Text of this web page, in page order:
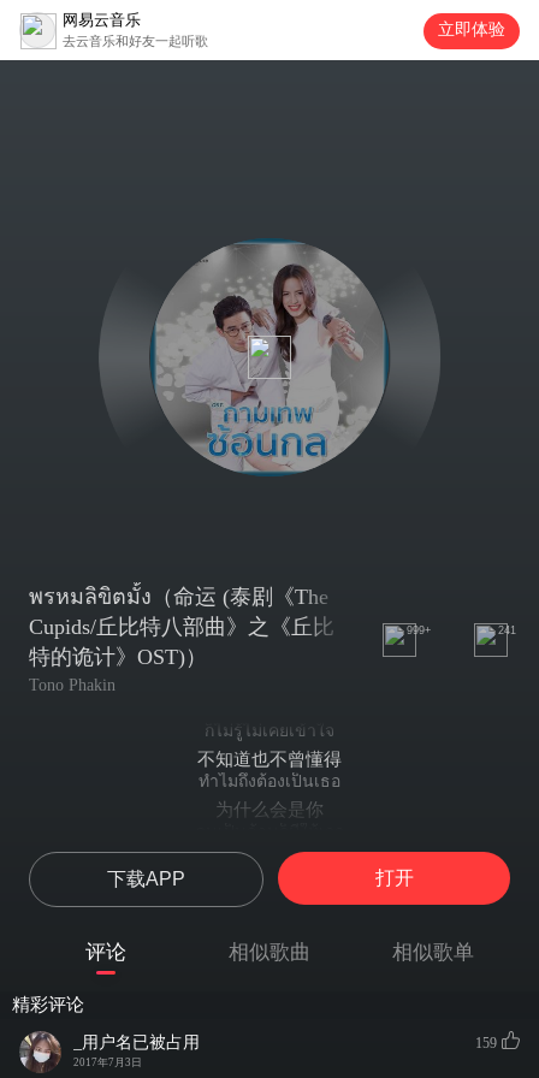
网易云音乐
去云音乐和好友一起听歌
立即体验
พรหมลิขิตมั้ง（命运 (泰剧《The
Cupids/丘比特八部曲》之《丘比
特的诡计》OST)）
Tono Phakin
999+ 241
ก็ไม่รู้ไม่เคยเข้าใจ
不知道也不曾懂得
ทำไมถึงต้องเป็นเธอ
为什么会是你
遇见过的人数不胜数
ก็เผลอคิดถึงเธออยู่ดี
却在不经意间想起你
无法控制自己的心
มันคงเป็นพรหมลิขิตมั้ง
下载APP 打开
评论 相似歌曲 相似歌单
精彩评论
_用户名已被占用
2017年7月3日
159